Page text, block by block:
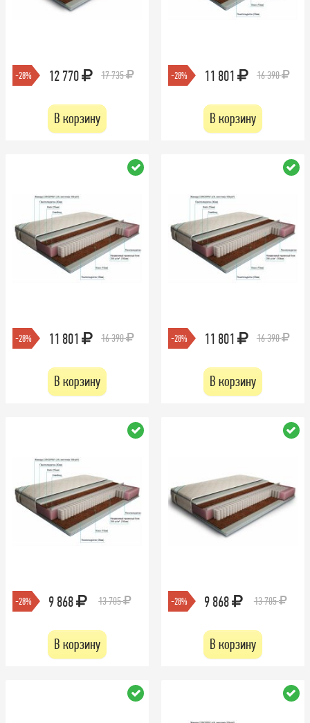
-28% 12 770 17 735
В корзину
-28% 11 801 16 390
В корзину
-28% 11 801 16 390
В корзину
-28% 11 801 16 390
В корзину
-28% 9 868 13 705
В корзину
-28% 9 868 13 705
В корзину